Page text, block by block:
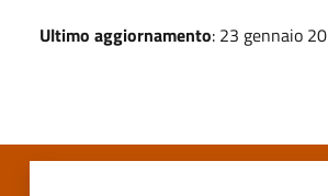
Ultimo aggiornamento: 23 gennaio